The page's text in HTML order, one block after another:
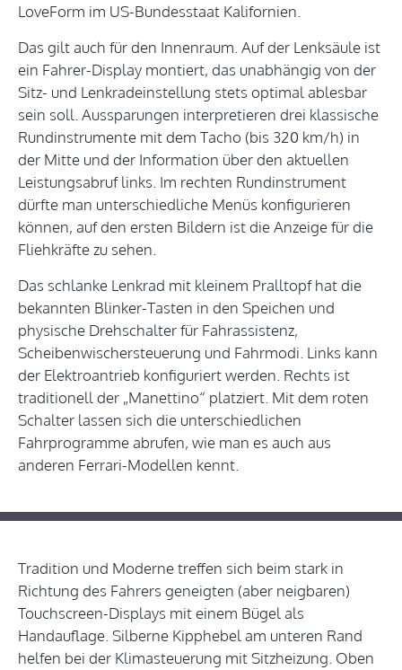
LoveForm im US-Bundesstaat Kalifornien.
Das gilt auch für den Innenraum. Auf der Lenksäule ist
ein Fahrer-Display montiert, das unabhängig von der
Sitz- und Lenkradeinstellung stets optimal ablesbar
sein soll. Aussparungen interpretieren drei klassische
Rundinstrumente mit dem Tacho (bis 320 km/h) in
der Mitte und der Information über den aktuellen
Leistungsabruf links. Im rechten Rundinstrument
dürfte man unterschiedliche Menüs konfigurieren
können, auf den ersten Bildern ist die Anzeige für die
Fliehkräfte zu sehen.
Das schlanke Lenkrad mit kleinem Pralltopf hat die
bekannten Blinker-Tasten in den Speichen und
physische Drehschalter für Fahrassistenz,
Scheibenwischersteuerung und Fahrmodi. Links kann
der Elektroantrieb konfiguriert werden. Rechts ist
traditionell der „Manettino“ platziert. Mit dem roten
Schalter lassen sich die unterschiedlichen
Fahrprogramme abrufen, wie man es auch aus
anderen Ferrari-Modellen kennt.
Tradition und Moderne treffen sich beim stark in
Richtung des Fahrers geneigten (aber neigbaren)
Touchscreen-Displays mit einem Bügel als
Handauflage. Silberne Kipphebel am unteren Rand
helfen bei der Klimasteuerung mit Sitzheizung. Oben